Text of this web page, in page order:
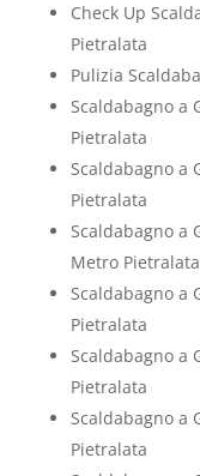
Check Up
Pietralata
Pulizia
Scaldabagno a
Pietralata
Scaldabagno a
Pietralata
Scaldabagno a
Metro Pietralata
Scaldabagno a
Pietralata
Scaldabagno a
Pietralata
Scaldabagno a
Pietralata